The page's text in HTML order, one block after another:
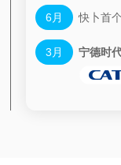
6月 快卜首
3月 宁德时